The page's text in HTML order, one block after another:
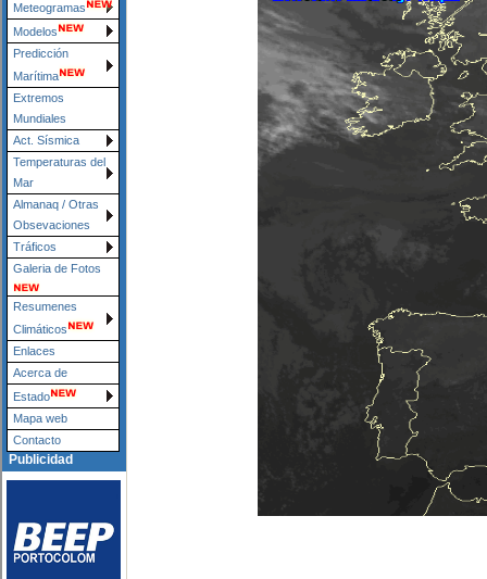
Meteogramas
Modelos
Predicción
Marítima
Extremos
Mundiales
Act. Sísmica
Temperaturas del
Mar
Almanaq / Otras
Obsevaciones
Tráficos
Galeria de Fotos
Resumenes
Climáticos
Enlaces
Acerca de
Estado
Mapa web
Contacto
Publicidad